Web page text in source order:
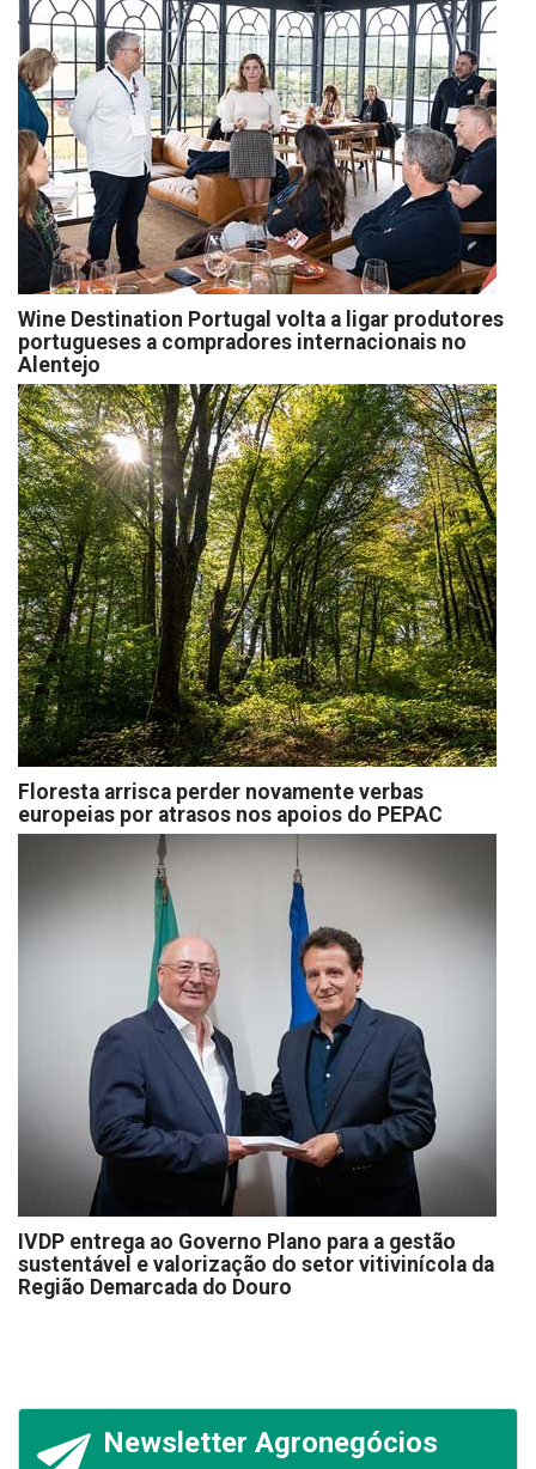
Wine Destination Portugal volta a ligar produtores
portugueses a compradores internacionais no
Alentejo
Floresta arrisca perder novamente verbas
europeias por atrasos nos apoios do PEPAC
IVDP entrega ao Governo Plano para a gestão
sustentável e valorização do setor vitivinícola da
Região Demarcada do Douro
Newsletter Agronegócios